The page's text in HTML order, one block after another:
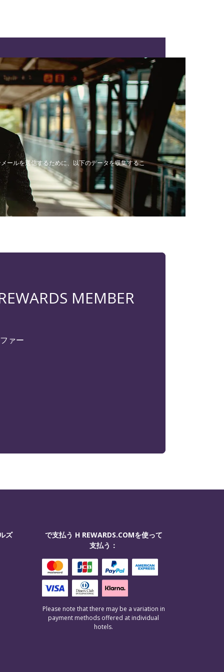
ールを送信するために、以下のデータを収集するこ
MEMBER
ァー
ズ
で支払う H REWARDS.COMを使って
支払う：
Please note that there may be a variation in
payment methods offered at individual
hotels.